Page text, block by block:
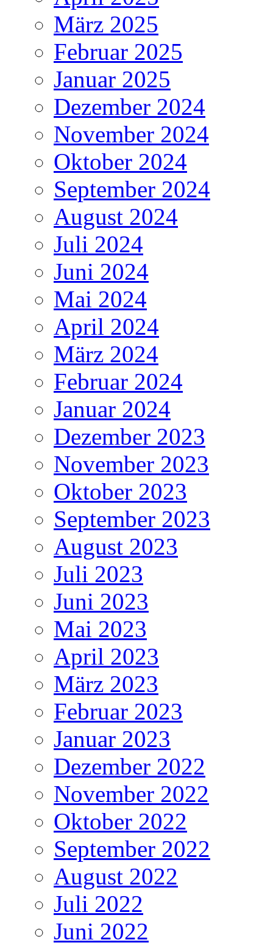
März 2025
Februar 2025
Januar 2025
Dezember 2024
November 2024
Oktober 2024
September 2024
August 2024
Juli 2024
Juni 2024
Mai 2024
April 2024
März 2024
Februar 2024
Januar 2024
Dezember 2023
November 2023
Oktober 2023
September 2023
August 2023
Juli 2023
Juni 2023
Mai 2023
April 2023
März 2023
Februar 2023
Januar 2023
Dezember 2022
November 2022
Oktober 2022
September 2022
August 2022
Juli 2022
Juni 2022